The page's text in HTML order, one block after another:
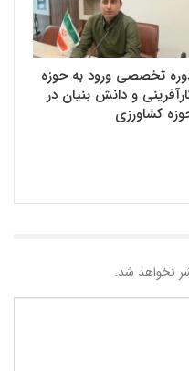
تخصصی ورود به حوزه
و دانش بنیان در
کشاورزی
نخواهد شد.